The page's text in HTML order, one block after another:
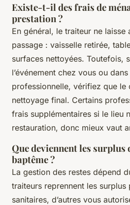
Existe-t-il des frais de
prestation ?
En général, le traiteur ne laisse
passage : vaisselle retirée,
surfaces nettoyées. Toutefois,
l’événement chez vous ou
professionnelle, vérifiez que le
nettoyage final. Certains
frais supplémentaires si le lieu
restauration, donc mieux vaut
Que deviennent les surplus
baptême ?
La gestion des restes dépend
traiteurs reprennent les surplus
sanitaires, d’autres vous